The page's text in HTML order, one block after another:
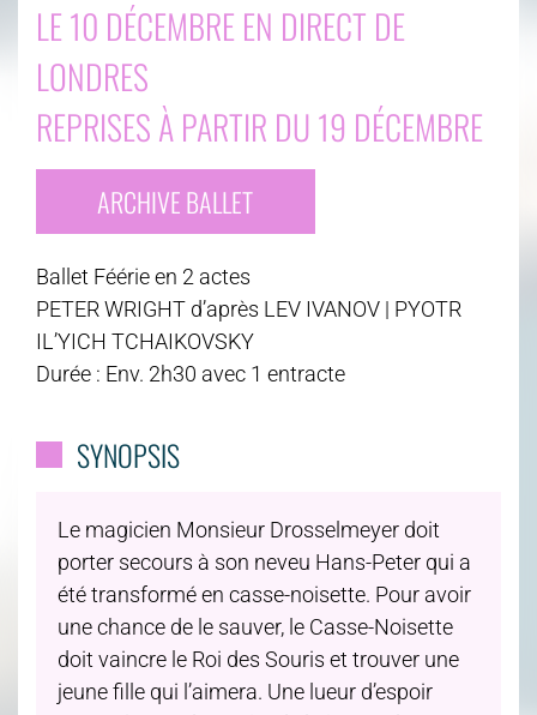
LE 10 DÉCEMBRE EN DIRECT DE
LONDRES
REPRISES À PARTIR DU 19 DÉCEMBRE
ARCHIVE BALLET
Ballet Féérie en 2 actes
PETER WRIGHT d’après LEV IVANOV | PYOTR
IL’YICH TCHAIKOVSKY
Durée : Env. 2h30 avec 1 entracte
SYNOPSIS
Le magicien Monsieur Drosselmeyer doit
porter secours à son neveu Hans-Peter qui a
été transformé en casse-noisette. Pour avoir
une chance de le sauver, le Casse-Noisette
doit vaincre le Roi des Souris et trouver une
jeune fille qui l’aimera. Une lueur d’espoir